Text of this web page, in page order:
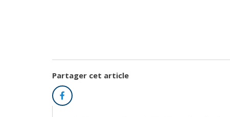
Partager cet article
Facebook